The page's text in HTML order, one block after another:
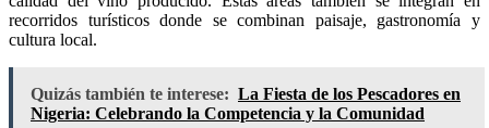
recorridos turísticos donde se combinan paisaje, gastronomía y
cultura local.
Quizás también te interese: La Fiesta de los Pescadores en
Nigeria: Celebrando la Competencia y la Comunidad